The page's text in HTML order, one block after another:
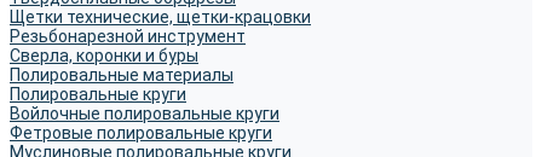
Щетки технические, щетки-крацовки
Резьбонарезной инструмент
Сверла, коронки и буры
Полировальные материалы
Полировальные круги
Войлочные полировальные круги
Фетровые полировальные круги
Муслиновые полировальные круги